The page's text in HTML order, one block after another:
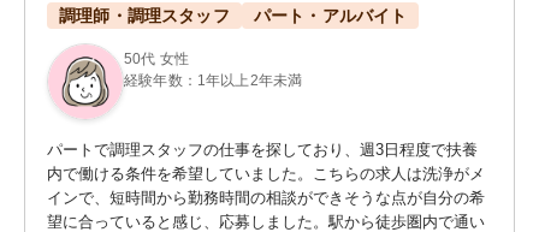
調理師・調理スタッフ パート・アルバイト
50代 女性
経験年数：1年以上2年未満
パートで調理スタッフの仕事を探しており、週3日程度で扶養
内で働ける条件を希望していました。こちらの求人は洗浄がメ
インで、短時間から勤務時間の相談ができそうな点が自分の希
望に合っていると感じ、応募しました。駅から徒歩圏内で通い